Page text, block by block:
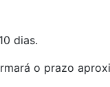
dias.
o prazo